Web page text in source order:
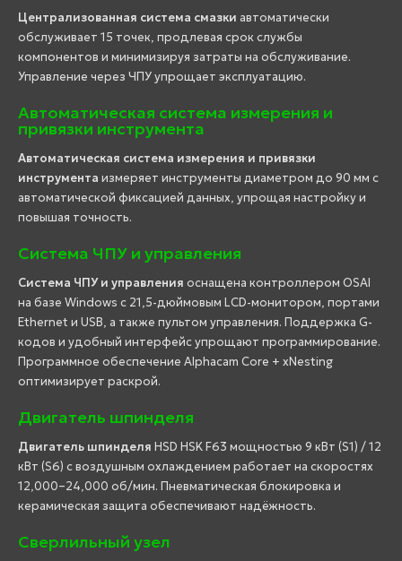
Централизованная система смазки автоматически
обслуживает 15 точек, продлевая срок службы
компонентов и минимизируя затраты на обслуживание.
Управление через ЧПУ упрощает эксплуатацию.
Автоматическая система измерения и
привязки инструмента
Автоматическая система измерения и привязки
инструмента измеряет инструменты диаметром до 90 мм с
автоматической фиксацией данных, упрощая настройку и
повышая точность.
Система ЧПУ и управления
Система ЧПУ и управления оснащена контроллером OSAI
на базе Windows с 21,5-дюймовым LCD-монитором, портами
Ethernet и USB, а также пультом управления. Поддержка G-
кодов и удобный интерфейс упрощают программирование.
Программное обеспечение Alphacam Core + xNesting
оптимизирует раскрой.
Двигатель шпинделя
Двигатель шпинделя HSD HSK F63 мощностью 9 кВт (S1) / 12
кВт (S6) с воздушным охлаждением работает на скоростях
12,000–24,000 об/мин. Пневматическая блокировка и
керамическая защита обеспечивают надёжность.
Сверлильный узел